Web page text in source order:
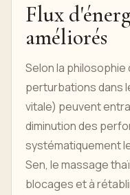
Flux
améliorés
Selon la
perturbations dans
vitale) peuvent
diminution des
systématiquement
Sen, le massage
blocages et à